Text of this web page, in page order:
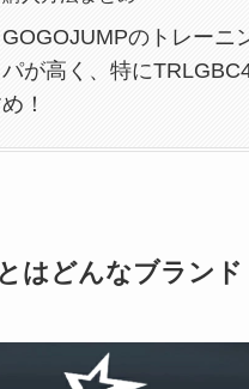
GOGOJUMPのトレーニ
が高く、特に
！
はどんなブランド